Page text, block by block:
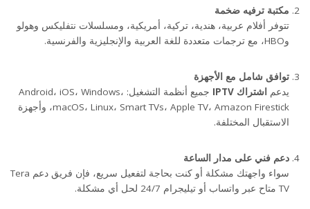
مكتبة ترفيه ضخمة
تتوفر أفلام عربية، هندية، تركية، أمريكية، ومسلسلات نتفليكس وهولو
وHBO، مع ترجمات متعددة للغة العربية والإنجليزية والفرنسية.
توافق شامل مع الأجهزة
يدعم اشتراك IPTV
جميع أنظمة التشغيل: Android، iOS، Windows،
macOS، Linux، Smart TVs، Apple TV، Amazon Firestick، وأجهزة
الاستقبال المختلفة.
دعم فني على مدار الساعة
سواء واجهتك مشكلة أو كنت بحاجة لتفعيل سريع، فإن فريق دعم Tera
TV متاح عبر واتساب أو تيليجرام 24/7 لحل أي مشكلة.